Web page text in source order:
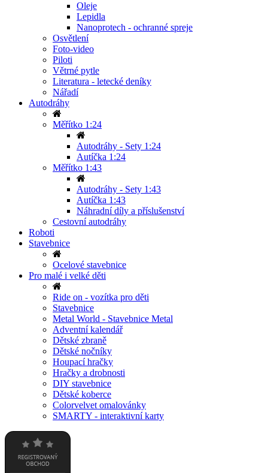
Oleje
Lepidla
Nanoprotech - ochranné spreje
Osvětlení
Foto-video
Piloti
Větrné pytle
Literatura - letecké deníky
Nářadí
Autodráhy
Měřítko 1:24
Autodráhy - Sety 1:24
Autíčka 1:24
Měřítko 1:43
Autodráhy - Sety 1:43
Autíčka 1:43
Náhradní díly a příslušenství
Cestovní autodráhy
Roboti
Stavebnice
Ocelové stavebnice
Pro malé i velké děti
Ride on - vozítka pro děti
Stavebnice
Metal World - Stavebnice Metal
Adventní kalendář
Dětské zbraně
Dětské nočníky
Houpací hračky
Hračky a drobnosti
DIY stavebnice
Dětské koberce
Colorvelvet omalovánky
SMARTY - interaktivní karty